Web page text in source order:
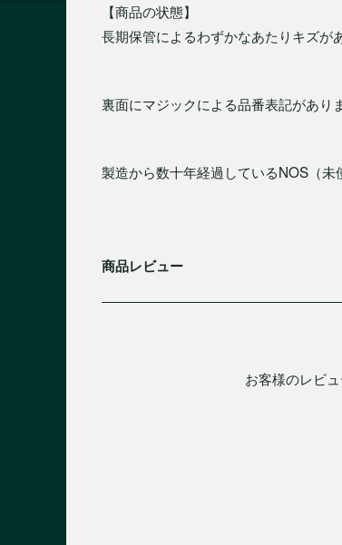
【商品の状態】
長期保管によるわずかなあたりキズが
裏面にマジックによる品番表記がありま
製造から数十年経過しているNOS（未
商品レビュー
お客様のレビ